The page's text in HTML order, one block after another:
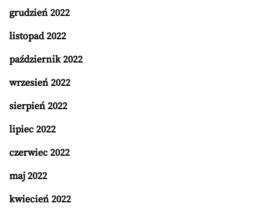
grudzień 2022
listopad 2022
październik 2022
wrzesień 2022
sierpień 2022
lipiec 2022
czerwiec 2022
maj 2022
kwiecień 2022